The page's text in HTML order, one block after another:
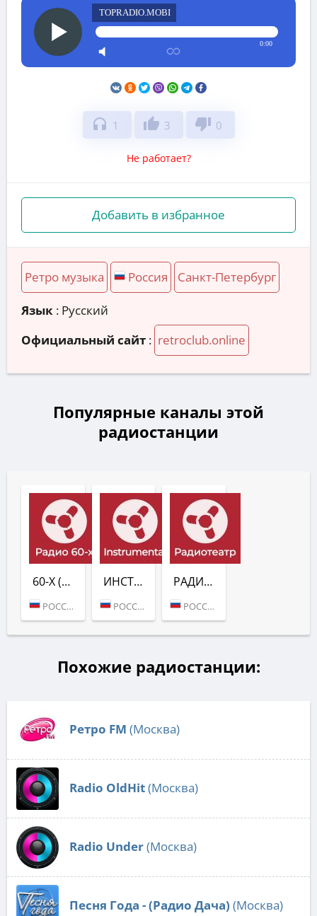
TOPRADIO.MOBI
0:00
headphones 1 thumb_up 3 thumb_down 0
Не работает?
Добавить в избранное
Ретро музыка Россия Санкт-Петербург
Язык : Русский
Официальный сайт : retroclub.online
Популярные каналы этой
радиостанции
60-X (РАДИО РЕТРО КЛУБ)
РОССИЯ (САНКТ-ПЕТЕРБУРГ)
ИНСТРУМЕНТАЛ (РАДИО РЕТРО КЛУБ)
РОССИЯ (САНКТ-ПЕТЕРБУРГ)
РАДИОТЕАТР (РАДИО РЕТРО КЛУБ)
РОССИЯ (САНКТ-ПЕТЕРБУРГ)
Похожие радиостанции:
Ретро FM (Москва)
Radio OldHit(Москва)
Radio Under(Москва)
Песня Года - (Радио Дача) (Москва)